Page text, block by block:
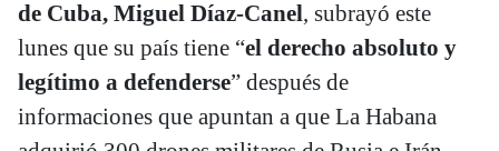
de Cuba, Miguel Díaz-Canel, subrayó este
lunes que su país tiene “el derecho absoluto y
legítimo a defenderse” después de
informaciones que apuntan a que La Habana